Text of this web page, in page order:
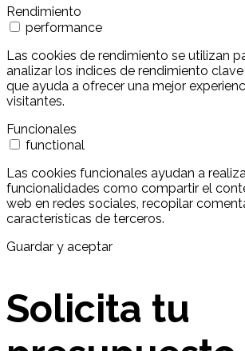
Rendimiento
performance
Las cookies de rendimiento se utilizan
analizar los índices de rendimiento
que ayuda a ofrecer una mejor
visitantes.
Funcionales
functional
Las cookies funcionales ayudan a
funcionalidades como compartir el
web en redes sociales, recopilar
características de terceros.
Guardar y aceptar
Solicita tu